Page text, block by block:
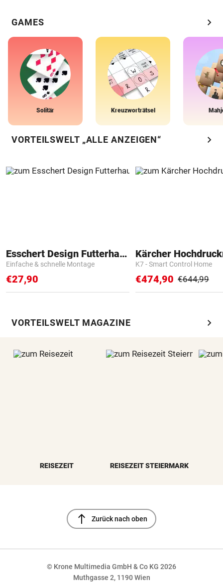
GAMES chevron_right
Solitär Kreuzworträtsel
VORTEILSWELT „ALLE ANZEIGEN“ chevron_right
Esschert Design Futterhaus
Einfache & schnelle Montage
€27,90
Kärcher
K7 - Smart Control Home
€474,90 €644,99
VORTEILSWELT MAGAZINE chevron_right
REISEZEIT REISEZEIT STEIERMARK
north Zurück nach oben
© Krone Multimedia GmbH & Co KG 2026
Muthgasse 2, 1190 Wien